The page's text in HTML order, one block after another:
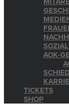
AOK-
TICKETS
SHOP